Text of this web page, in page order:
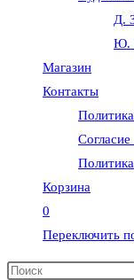
Д.
Ю.
Магазин
Контакты
Корзина
0
Переключить